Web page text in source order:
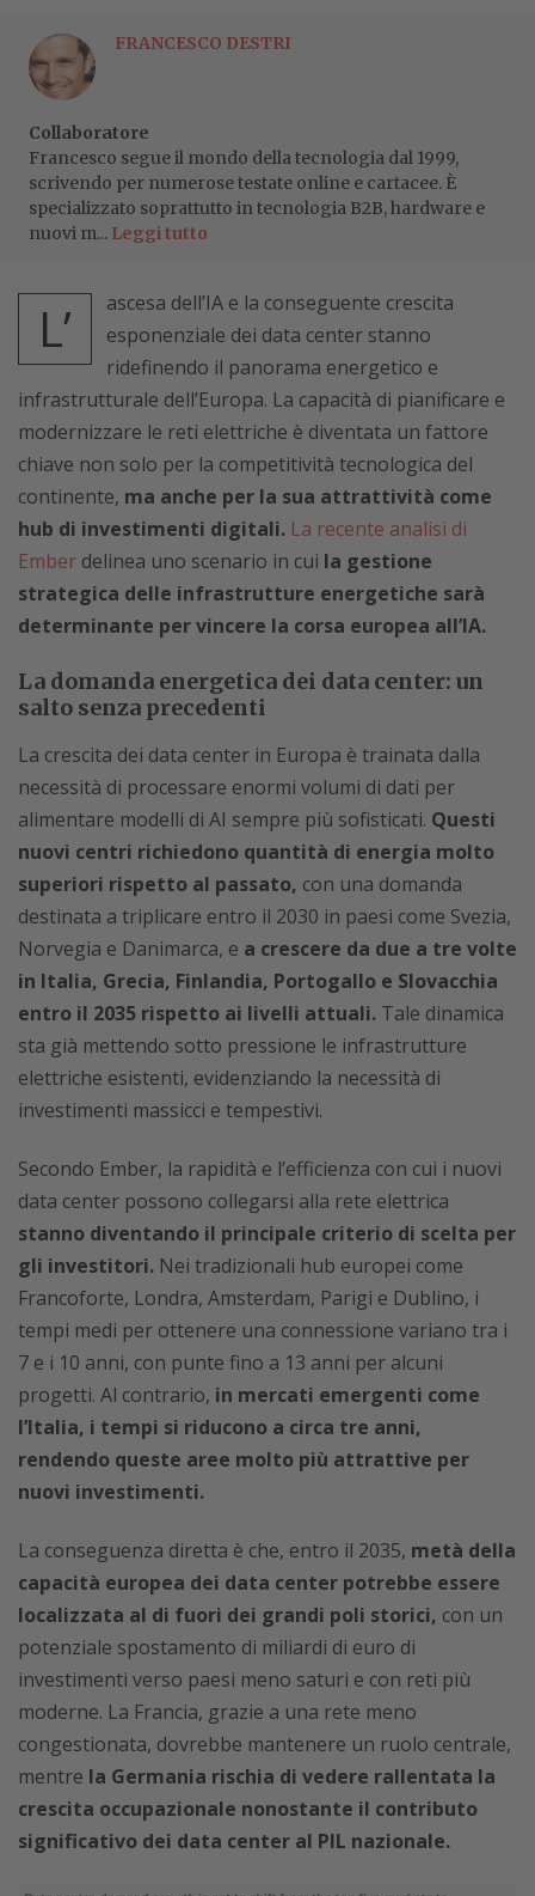
FRANCESCO DESTRI
Collaboratore
Francesco segue il mondo della tecnologia dal 1999,
scrivendo per numerose testate online e cartacee. È
specializzato soprattutto in tecnologia B2B, hardware e
nuovi m... Leggi tutto
L’
ascesa dell’IA e la conseguente crescita
esponenziale dei data center stanno
ridefinendo il panorama energetico e
infrastrutturale dell’Europa. La capacità di pianificare e
modernizzare le reti elettriche è diventata un fattore
chiave non solo per la competitività tecnologica del
continente, ma anche per la sua attrattività come
hub di investimenti digitali. La recente analisi di
Ember delinea uno scenario in cui la gestione
strategica delle infrastrutture energetiche sarà
determinante per vincere la corsa europea all’IA.
La domanda energetica dei data center: un
salto senza precedenti
La crescita dei data center in Europa è trainata dalla
necessità di processare enormi volumi di dati per
alimentare modelli di AI sempre più sofisticati. Questi
nuovi centri richiedono quantità di energia molto
superiori rispetto al passato, con una domanda
destinata a triplicare entro il 2030 in paesi come Svezia,
Norvegia e Danimarca, e a crescere da due a tre volte
in Italia, Grecia, Finlandia, Portogallo e Slovacchia
entro il 2035 rispetto ai livelli attuali. Tale dinamica
sta già mettendo sotto pressione le infrastrutture
elettriche esistenti, evidenziando la necessità di
investimenti massicci e tempestivi.
Secondo Ember, la rapidità e l’efficienza con cui i nuovi
data center possono collegarsi alla rete elettrica
stanno diventando il principale criterio di scelta per
gli investitori. Nei tradizionali hub europei come
Francoforte, Londra, Amsterdam, Parigi e Dublino, i
tempi medi per ottenere una connessione variano tra i
7 e i 10 anni, con punte fino a 13 anni per alcuni
progetti. Al contrario, in mercati emergenti come
l’Italia, i tempi si riducono a circa tre anni,
rendendo queste aree molto più attrattive per
nuovi investimenti.
La conseguenza diretta è che, entro il 2035, metà della
capacità europea dei data center potrebbe essere
localizzata al di fuori dei grandi poli storici, con un
potenziale spostamento di miliardi di euro di
investimenti verso paesi meno saturi e con reti più
moderne. La Francia, grazie a una rete meno
congestionata, dovrebbe mantenere un ruolo centrale,
mentre la Germania rischia di vedere rallentata la
crescita occupazionale nonostante il contributo
significativo dei data center al PIL nazionale.